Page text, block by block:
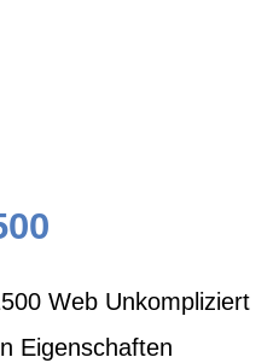
Web Unkompliziert
Eigenschaften